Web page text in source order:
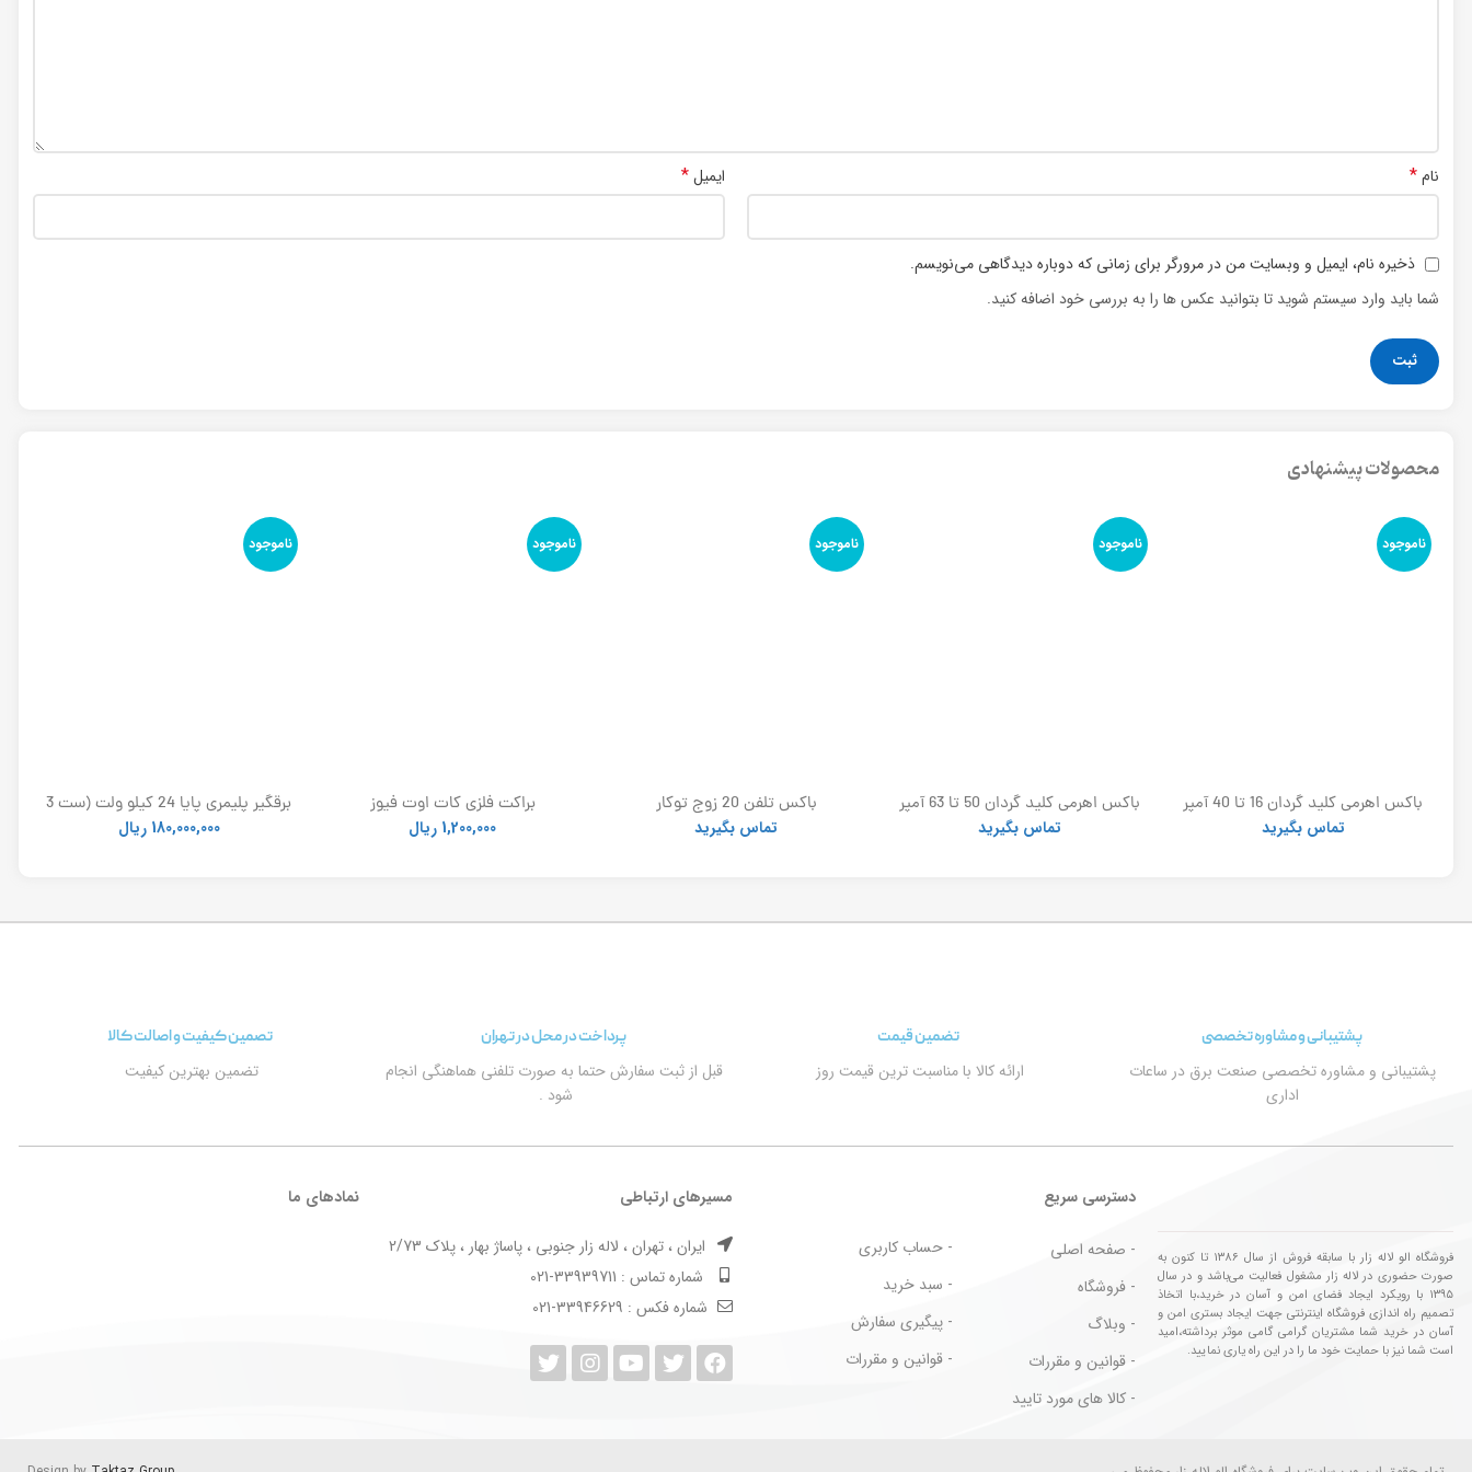
نام* ایمیل*
ذخیره نام، ایمیل و وبسایت من در مرورگر برای زمانی که دوباره دیدگاهی می‌نویسم.
شما باید وارد سیستم شوید تا بتوانید عکس ها را به بررسی خود اضافه کنید.
محصولات پیشنهادی
ناموجود
باکس اهرمی کلید گردان 16 تا 40 آمپر
الکترو کاوه
تماس بگیرید
ناموجود
باکس اهرمی کلید گردان 50 تا 63 آمپر
الکتروکاوه
تماس بگیرید
ناموجود
باکس تلفن 20 زوج توکار
تماس بگیرید
ناموجود
براکت فلزی کات اوت فیوز
1,200,000 ریال
ناموجود
برقگیر پلیمری پایا 24 کیلو ولت (ست 3
عددی)
180,000,000 ریال
پشتیبانی و مشاوره تخصصی
پشتیبانی و مشاوره تخصصی صنعت برق در ساعات
اداری
تضمین قیمت
ارائه کالا با مناسبت ترین قیمت روز
پرداخت در محل در تهران
قبل از ثبت سفارش حتما به صورت تلفنی هماهنگی انجام
شود .
تصمین کیفیت و اصالت کالا
تضمین بهترین کیفیت
فروشگاه الو لاله زار با سابقه فروش از سال ۱۳۸۶ تا کنون به
صورت حضوری در لاله زار مشغول فعالیت می‌باشد و در سال
۱۳۹۵ با رویکرد ایجاد فضای امن و آسان در خرید،با اتخاذ
تصمیم راه اندازی فروشگاه اینترنتی جهت ایجاد بستری امن و
آسان در خرید شما مشتریان گرامی گامی موثر برداشته،امید
است شما نیز با حمایت خود ما را در این راه یاری نمایید.
دسترسی سریع
- صفحه اصلی
- فروشگاه
- وبلاگ
- قوانین و مقررات
- کالا های مورد تایید
- حساب کاربری
- سبد خرید
- پیگیری سفارش
- قوانین و مقررات
مسیرهای ارتباطی
ایران ، تهران ، لاله زار جنوبی ، پاساژ بهار ، پلاک 2/73
شماره تماس : 33939711-021
شماره فکس : 33946629-021
نمادهای ما